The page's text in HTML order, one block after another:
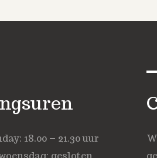
18.00 – 21.30 uur